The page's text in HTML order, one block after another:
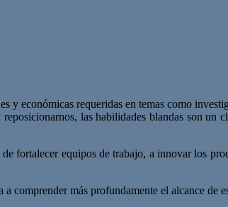
y económicas requeridas en temas como
las habilidades blandas son un
fortalecer equipos de trabajo, a innovar los
más profundamente el alcance de